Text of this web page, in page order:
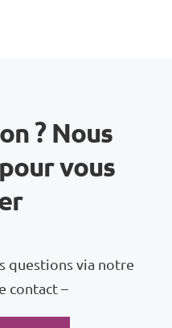
? Nous
vous
questions via notre
contact –